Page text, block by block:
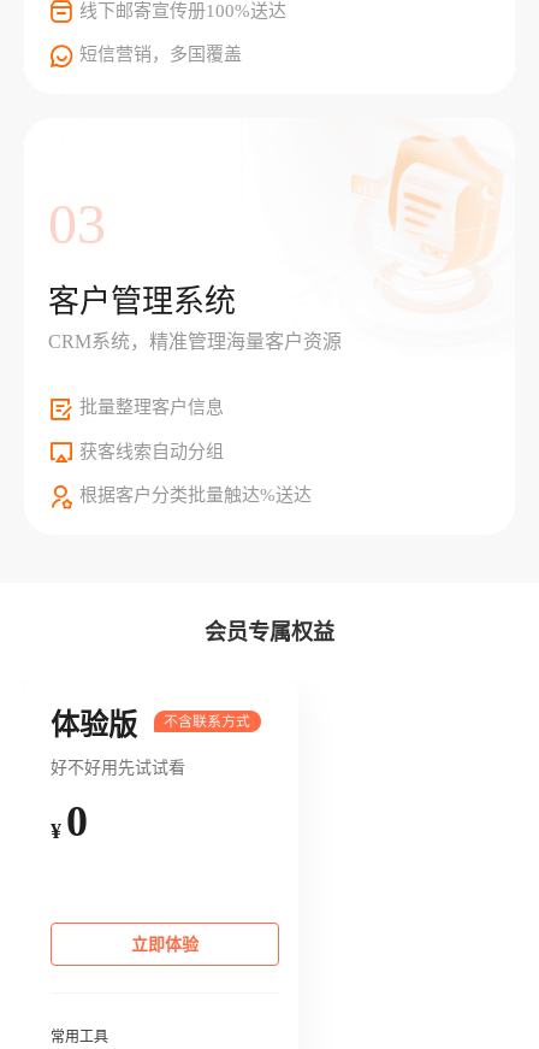
线下邮寄宣传册100%送达
短信营销，多国覆盖
03
客户管理系统
CRM系统，精准管理海量客户资源
批量整理客户信息
获客线索自动分组
根据客户分类批量触达%送达
会员专属权益
体验版
好不好用先试试看
¥ 0
立即体验
常用工具